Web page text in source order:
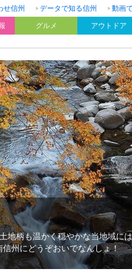
せ信州 データで知る信州 動画
グルメ アウトドア
柄も温かく穏やかな当地域に
州にどうぞおいでなんしょ！